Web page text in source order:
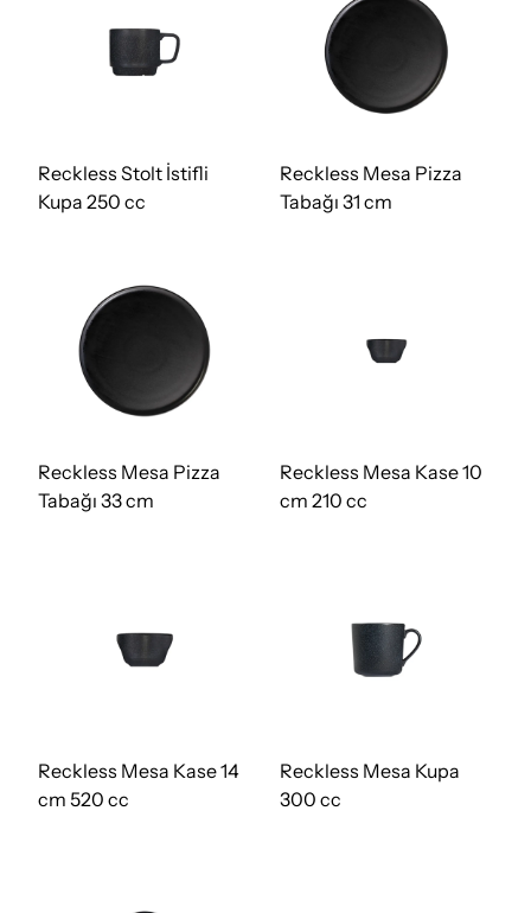
Reckless Stolt İstifli
Kupa 250 cc
Reckless Mesa Pizza
Tabağı 31 cm
Reckless Mesa Pizza
Tabağı 33 cm
Reckless Mesa Kase 10
cm 210 cc
Reckless Mesa Kase 14
cm 520 cc
Reckless Mesa Kupa
300 cc